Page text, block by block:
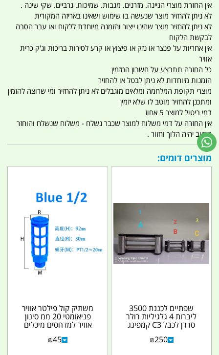
אין החזרת מוצרי הגיינה. מזרנים. מגבות. שמיכות. גרביים. שקי שינה .
לא ניתן להחזיר מוצר שנעשה בו שימוש ושאינו באריזה המקורית
לא ניתן להחזיר מוצר שהינו ייצור והזמנה מיוחדת ללקוח ואו עבר הסבה
לבקשת הלקוח
אין אחריות על פנצר או נזק או פיצוץ או קרע לסירות בריכות וג'ק כרית
אוויר
כל החזרה תתבצע על חשבון המזמין
הזמנות מיוחדות לא ניתן לבטל או להחזיר
מוצרי תקופת המלחמה ומלאים מוגבלים לא ניתן להחזיר ומי שרוצה להזמין
ומתכנן להחזיר מוטב לו שלא יזמין
דמי ביטול למוצר 5 אחוז
אין החזרה על דמי משלוח למוצר שכבר נשלח - משלוח שנשלח והוחזר
החיוב יהיה הלוך וחזור .
מוצרים דומים:
שפתיים לכננת 3500
ליברות 4 גלגיליות רולר
סדרן לכבל C3 קמפינג
₪250
משתיק קול פילטר אוויר
פניאומטי 20 ממ סינון
אוויר למדחסים מיכלים
₪45